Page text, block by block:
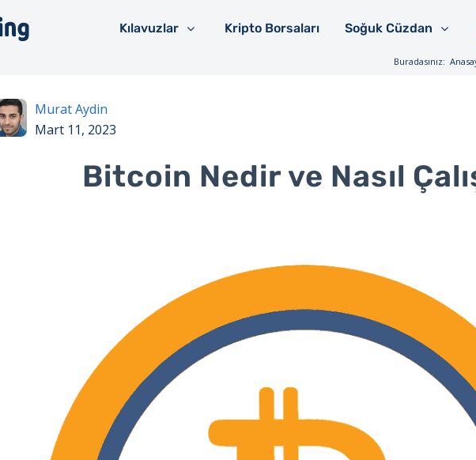
Kılavuzlar Kripto Borsaları Soğuk Cüzdan
Buradasınız:
Murat Aydin
Mart 11, 2023
Bitcoin Nedir ve Nasıl